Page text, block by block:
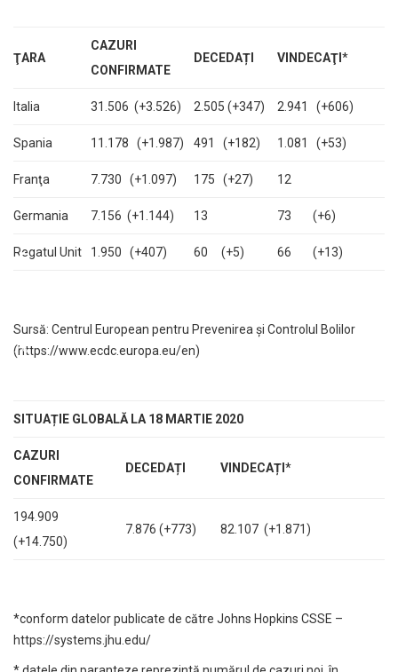
ŢARA
CAZURI
CONFIRMATE
DECEDAȚI VINDECAŢI *
Italia 31.506 (+3.526) 2.505 (+347) 2.941 (+606)
Spania 11.178 (+1.987) 491 (+182) 1.081 (+53)
Franţa 7.730 (+1.097) 175 (+27) 12
Germania 7.156 (+1.144) 13 73 (+6)
Regatul Unit 1.950 (+407) 60 (+5) 66 (+13)
Sursă: Centrul European pentru Prevenirea și Controlul Bolilor
(https://www.ecdc.europa.eu/en)
SITUAȚIE GLOBALĂ LA1 8 MARTIE 2020
CAZURI
CONFIRMATE
DECEDAȚI VINDECAȚI *
194.909
(+14.750)
7.876 (+773) 82.107 (+1.871)
*conform datelor publicate de către Johns Hopkins CSSE –
https://systems.jhu.edu/